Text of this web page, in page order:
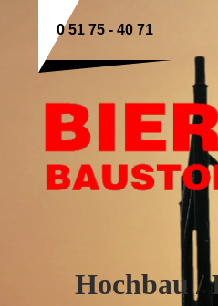
0 51 75 - 40 71
Hochbau /